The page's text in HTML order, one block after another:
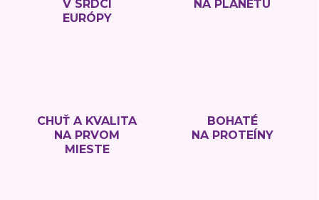
V SRDCI
EURÓPY
NA PLANÉTU
CHUŤ A KVALITA
NA PRVOM
MIESTE
BOHATÉ
NA PROTEÍNY